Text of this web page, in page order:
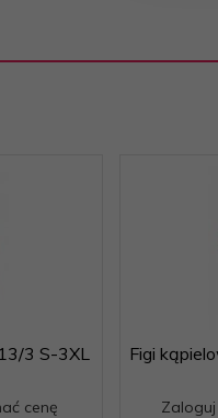
3 S-3XL
cenę
Figi